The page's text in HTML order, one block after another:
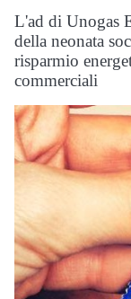
L'ad di Unogas
della neonata
risparmio
commerciali